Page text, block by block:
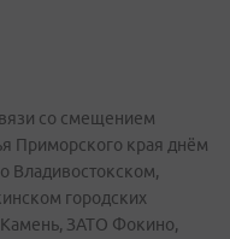
со смещением
Приморского края днём
Владивостокском,
городских
Камень, ЗАТО Фокино,